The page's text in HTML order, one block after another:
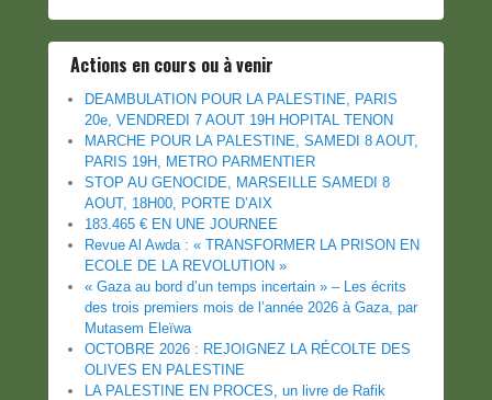
Actions en cours ou à venir
DEAMBULATION POUR LA PALESTINE, PARIS
20e, VENDREDI 7 AOUT 19H HOPITAL TENON
MARCHE POUR LA PALESTINE, SAMEDI 8 AOUT,
PARIS 19H, METRO PARMENTIER
STOP AU GENOCIDE, MARSEILLE SAMEDI 8
AOUT, 18H00, PORTE D’AIX
183.465 € EN UNE JOURNEE
Revue Al Awda : « TRANSFORMER LA PRISON EN
ECOLE DE LA REVOLUTION »
« Gaza au bord d’un temps incertain » – Les écrits
des trois premiers mois de l’année 2026 à Gaza, par
Mutasem Eleïwa
OCTOBRE 2026 : REJOIGNEZ LA RÉCOLTE DES
OLIVES EN PALESTINE
LA PALESTINE EN PROCES, un livre de Rafik